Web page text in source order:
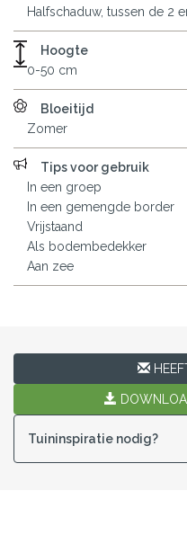
Halfschaduw, tussen de 2
Hoogte
0-50 cm
Bloeitijd
Zomer
Tips voor gebruik
In een groep
In een gemengde border
Vrijstaand
Als bodembedekker
Aan zee
Tuininspiratie nodig?